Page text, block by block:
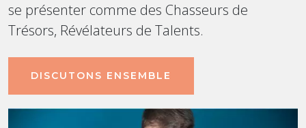
se présenter comme des Chasseurs de
Trésors, Révélateurs de Talents.
DISCUTONS ENSEMBLE